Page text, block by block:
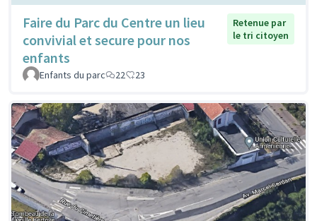
Faire du Parc du Centre un lieu
convivial et secure pour nos
enfants
Retenue par
le tri citoyen
Enfants du parc 22 23